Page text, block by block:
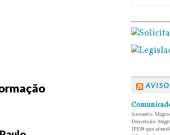
Assunto:
Descrição:
IPEN que